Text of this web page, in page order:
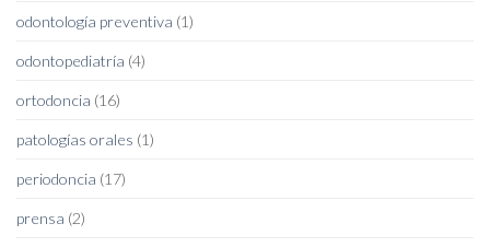
odontología preventiva (1)
odontopediatría (4)
ortodoncia (16)
patologías orales (1)
periodoncia (17)
prensa (2)